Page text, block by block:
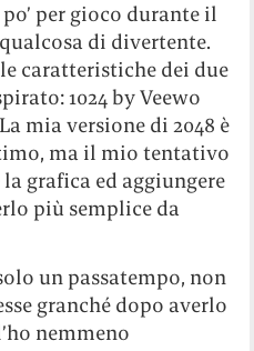
per gioco durante il
di divertente.
caratteristiche dei due
1024 by Veewo
mia versione di 2048 è
ma il mio tentativo
grafica ed aggiungere
più semplice da
un passatempo, non
granché dopo averlo
nemmeno